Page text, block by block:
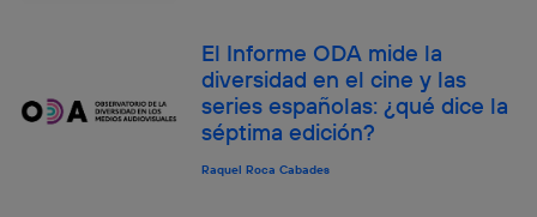
El Informe ODA mide la
diversidad en el cine y las
series españolas: ¿qué dice la
séptima edición?
Raquel Roca Cabades